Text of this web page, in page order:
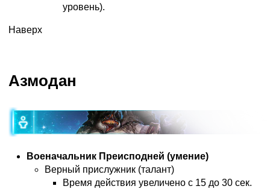
уровень).
Наверх
Азмодан
Военачальник Преисподней (умение)
Верный прислужник (талант)
Время действия увеличено с 15 до 30 сек.